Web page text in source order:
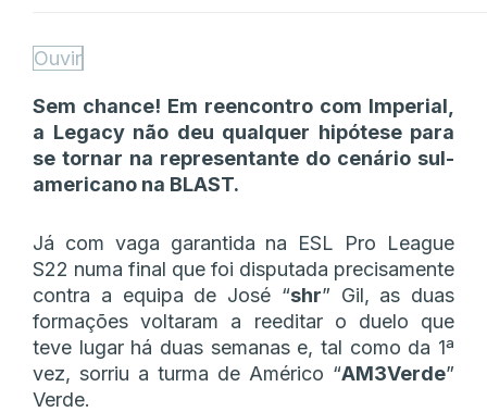
Ouvir
Sem chance! Em reencontro com Imperial,
a Legacy não deu qualquer hipótese para
se tornar na representante do cenário sul-
americano na BLAST.
Já com vaga garantida na ESL Pro League
S22 numa final que foi disputada precisamente
contra a equipa de José “shr” Gil, as duas
formações voltaram a reeditar o duelo que
teve lugar há duas semanas e, tal como da 1ª
vez, sorriu a turma de Américo “AM3Verde”
Verde.